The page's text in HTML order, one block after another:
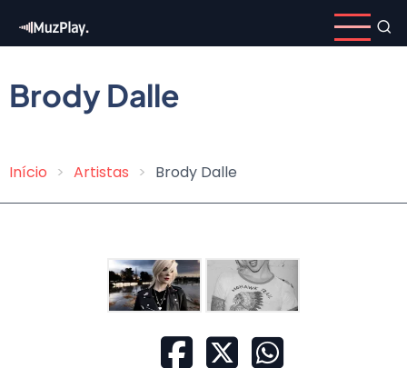
para
conteúdo
principal
Brody Dalle
Trilha
navegação
Início Artistas Brody Dalle